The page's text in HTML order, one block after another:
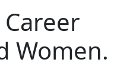
Women.